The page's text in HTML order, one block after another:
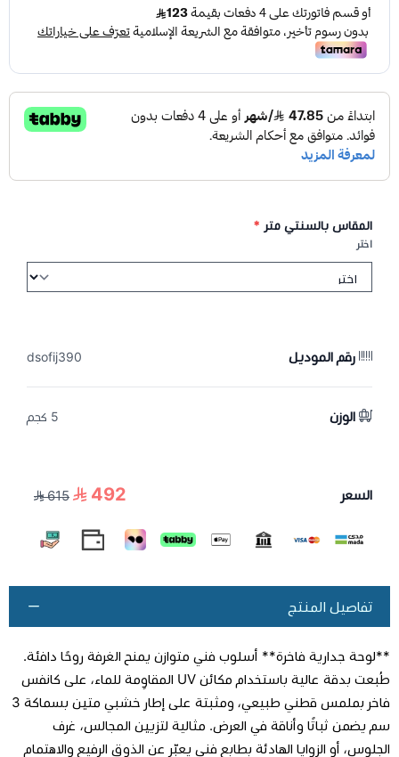
المقاس بالسنتي متر *
اختر
رقم الموديل dsofij390
الوزن 5 كجم
السعر 492
615
تفاصيل المنتج
**لوحة جدارية فاخرة** أسلوب فني متوازن يمنح الغرفة روحًا دافئة.
طُبعت بدقة عالية باستخدام مكائن UV المقاوِمة للماء، على كانفس
فاخر بملمس قطني طبيعي، ومثبتة على إطار خشبي متين بسماكة 3
سم يضمن ثباتًا وأناقة في العرض. مثالية لتزيين المجالس، غرف
الجلوس، أو الزوايا الهادئة بطابع فني يعبّر عن الذوق الرفيع والاهتمام